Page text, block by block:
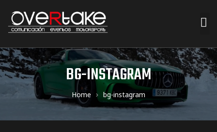
BG-INSTAGRAM
Home bg-instagram